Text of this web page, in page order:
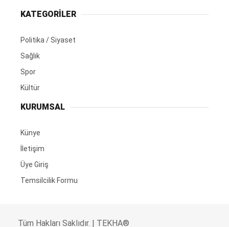
KATEGORİLER
Politika / Siyaset
Sağlık
Spor
Kültür
KURUMSAL
Künye
İletişim
Üye Giriş
Temsilcilik Formu
Tüm Hakları Saklıdır. | TEKHA®